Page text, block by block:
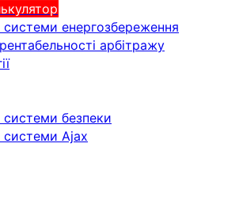
системи енергозбереження
арбітражу
системи безпеки
системи Ajax